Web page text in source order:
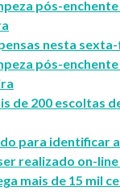
pós-
nesta
pós-
de 200 escoltas
para identificar
realizado on-
mais de 15 mil